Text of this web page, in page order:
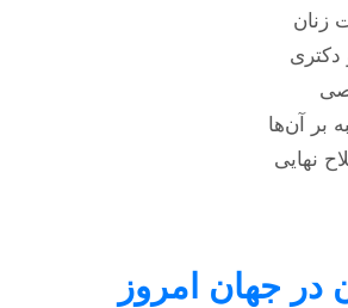
زنان
دکتری
بر آن‌ها
نهایی
در جهان امروز